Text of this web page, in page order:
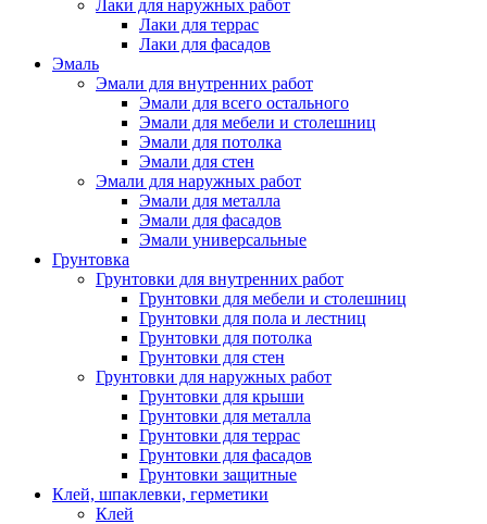
Лаки для наружных работ
Лаки для террас
Лаки для фасадов
Эмаль
Эмали для внутренних работ
Эмали для всего остального
Эмали для мебели и столешниц
Эмали для потолка
Эмали для стен
Эмали для наружных работ
Эмали для металла
Эмали для фасадов
Эмали универсальные
Грунтовка
Грунтовки для внутренних работ
Грунтовки для мебели и столешниц
Грунтовки для пола и лестниц
Грунтовки для потолка
Грунтовки для стен
Грунтовки для наружных работ
Грунтовки для крыши
Грунтовки для металла
Грунтовки для террас
Грунтовки для фасадов
Грунтовки защитные
Клей, шпаклевки, герметики
Клей